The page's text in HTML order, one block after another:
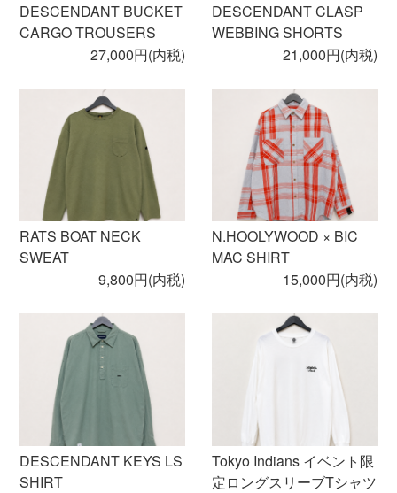
DESCENDANT BUCKET
CARGO TROUSERS
27,000円(内税)
DESCENDANT CLASP
WEBBING SHORTS
21,000円(内税)
RATS BOAT NECK
SWEAT
9,800円(内税)
N.HOOLYWOOD × BIC
MAC SHIRT
15,000円(内税)
DESCENDANT KEYS LS
SHIRT
Tokyo Indians イベント限
定ロングスリーブTシャツ